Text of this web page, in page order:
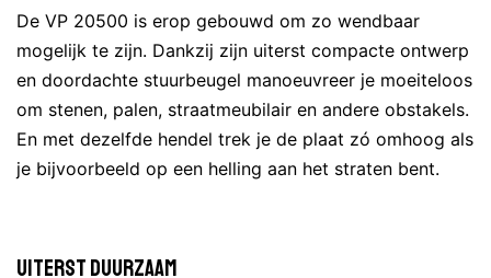
De VP 20500 is erop gebouwd om zo wendbaar
mogelijk te zijn. Dankzij zijn uiterst compacte ontwerp
en doordachte stuurbeugel manoeuvreer je moeiteloos
om stenen, palen, straatmeubilair en andere obstakels.
En met dezelfde hendel trek je de plaat zó omhoog als
je bijvoorbeeld op een helling aan het straten bent.
Uiterst duurzaam